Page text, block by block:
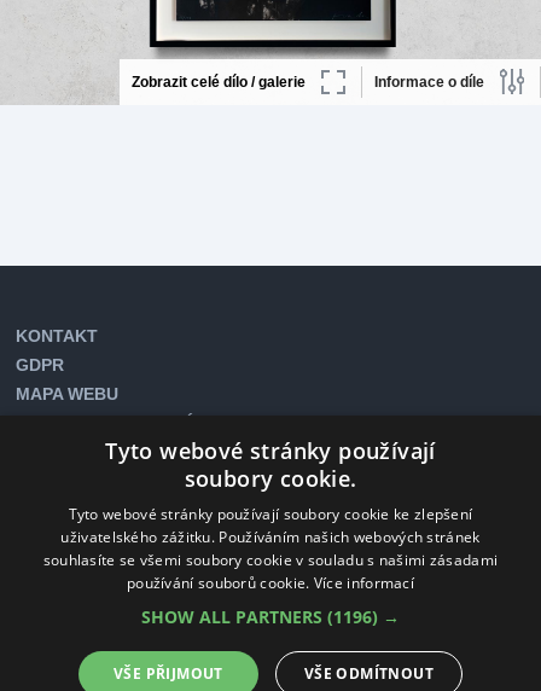
Zobrazit celé dílo / galerie Informace o díle
KONTAKT
GDPR
MAPA WEBU
Chci odebírat newsletter
Sociální média
Facebook Instagram TripAdvisor
Tyto webové stránky používají
soubory cookie.
Tyto webové stránky používají soubory cookie ke zlepšení
uživatelského zážitku. Používáním našich webových stránek
souhlasíte se všemi soubory cookie v souladu s našimi zásadami
používání souborů cookie. Více informací
SHOW ALL PARTNERS (1196) →
VŠE PŘIJMOUT VŠE ODMÍTNOUT